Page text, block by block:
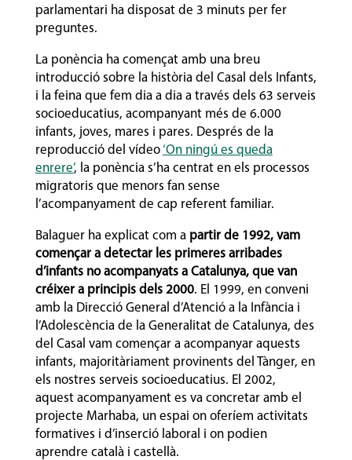
parlamentari ha disposat de 3 minuts per fer
preguntes.
La ponència ha començat amb una breu
introducció sobre la història del Casal dels Infants,
i la feina que fem dia a dia a través dels 63 serveis
socioeducatius, acompanyant més de 6.000
infants, joves, mares i pares. Després de la
reproducció del vídeo‘On ningú es queda
enrere’, la ponència s’ha centrat en els processos
migratoris que menors fan sense
l’acompanyament de cap referent familiar.
Balaguer ha explicat com apartir de 1992, vam
començar a detectar les primeres arribades
d’infants no acompanyats a Catalunya, que van
créixer a principis dels 2000. El 1999, en conveni
amb la Direcció General d’Atenció a la Infància i
l’Adolescència de la Generalitat de Catalunya, des
del Casal vam començar a acompanyar aquests
infants, majoritàriament provinents del Tànger, en
els nostres serveis socioeducatius. El 2002,
aquest acompanyament es va concretar amb el
projecte Marhaba, un espai on oferíem activitats
formatives i d’inserció laboral i on podien
aprendre català i castellà.